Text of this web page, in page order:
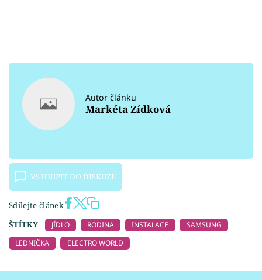
Autor článku
Markéta Zídková
VSTOUPIT DO DISKUZE
Sdílejte článek
ŠTÍTKY
JÍDLO RODINA INSTALACE
SAMSUNG
LEDNIČKA
ELECTRO WORLD